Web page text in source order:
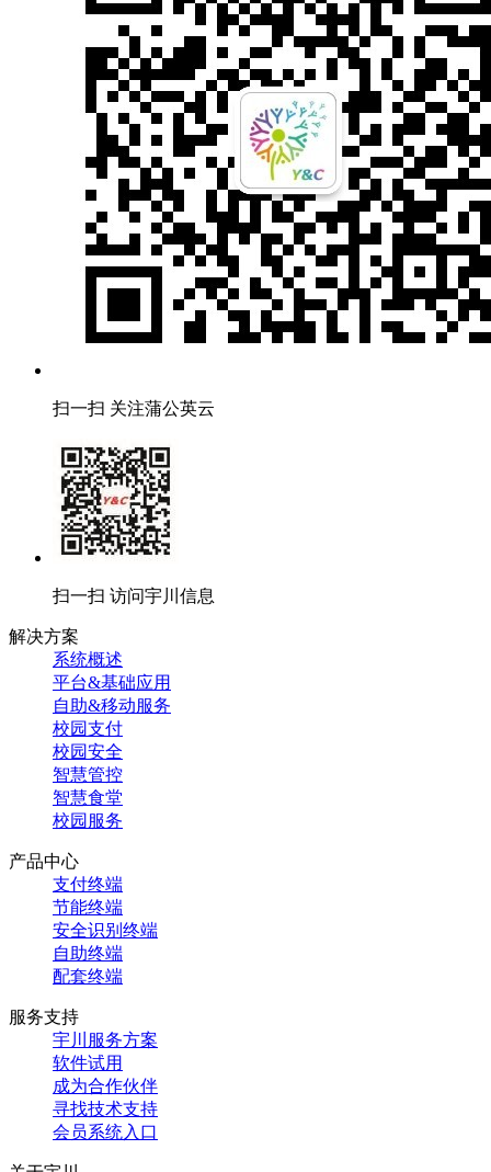
扫一扫 关注蒲公英云
扫一扫 访问宇川信息
解决方案
系统概述
平台&基础应用
自助&移动服务
校园支付
校园安全
智慧管控
智慧食堂
校园服务
产品中心
支付终端
节能终端
安全识别终端
自助终端
配套终端
服务支持
宇川服务方案
软件试用
成为合作伙伴
寻找技术支持
会员系统入口